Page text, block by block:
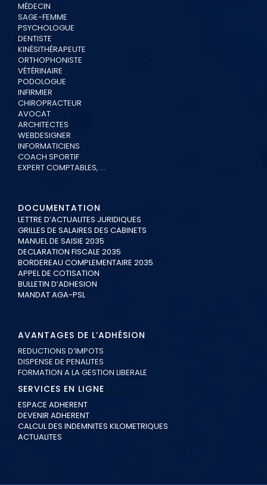
MÉDECIN
SAGE-FEMME
PSYCHOLOGUE
DENTISTE
KINÉSITHÉRAPEUTE
ORTHOPHONISTE
VÉTÉRINAIRE
PODOLOGUE
INFIRMIER
CHIROPRACTEUR
AVOCAT
ARCHITECTES
WEBDESIGNER
INFORMATICIENS
COACH SPORTIF
EXPERT COMPTABLES, …
DOCUMENTATION
LETTRE D’ACTUALITES JURIDIQUES
GRILLES DE SALAIRES DES CABINETS
MANUEL DE SAISIE 2035
DECLARATION FISCALE 2035
BORDEREAU COMPLEMENTAIRE 2035
APPEL DE COTISATION
BULLETIN D’ADHESION
MANDAT AGA-PSL
AVANTAGES DE L’ADHÉSION
REDUCTIONS D’IMPOTS
DISPENSE DE PENALITES
FORMATION A LA GESTION LIBERALE
SERVICES EN LIGNE
ESPACE ADHERENT
DEVENIR ADHERENT
CALCUL DES INDEMNITES KILOMETRIQUES
ACTUALITES